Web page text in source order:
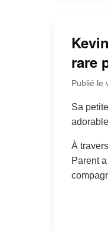
rare
Publié le
Sa
adorable
À
Parent